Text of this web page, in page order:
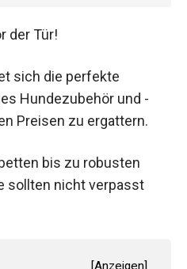
der Tür!
sich die perfekte
Hundezubehör und -
Preisen zu ergattern.
bis zu robusten
sollten nicht verpasst
[Anzeigen]